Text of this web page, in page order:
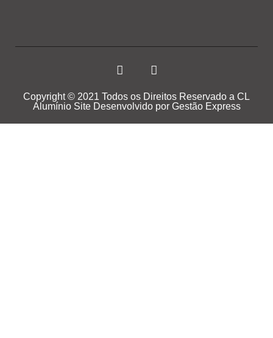
Copyright © 2021 Todos os Direitos Reservado a CL
Alumínio Site Desenvolvido por Gestão Express